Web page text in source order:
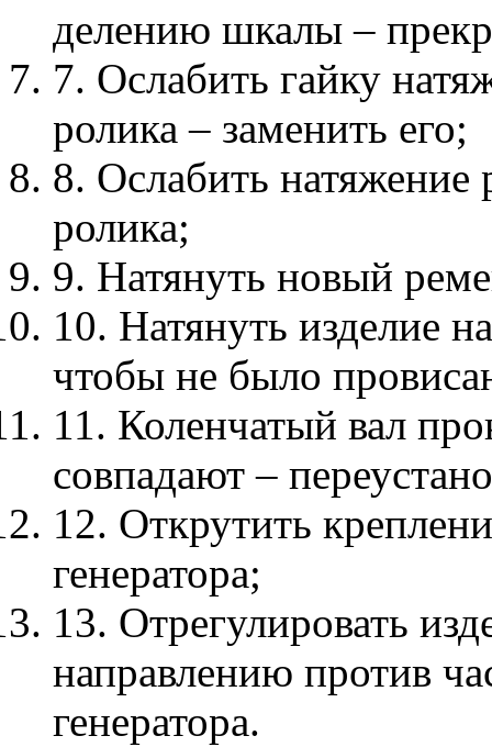
делению шкалы –
7. Ослабить гайку
ролика – заменить его;
8. Ослабить
ролика;
9. Натянуть новый
10. Натянуть изделие
чтобы не было
11. Коленчатый вал
совпадают –
12. Открутить
генератора;
13. Отрегулировать
направлению против
генератора.